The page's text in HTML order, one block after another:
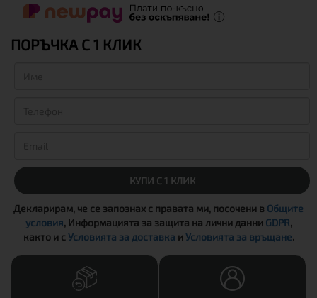
ПОРЪЧКА С 1 КЛИК
КУПИ С 1 КЛИК
Декларирам, че се запознах с правата ми, посочени в Общите
условия, Информацията за защита на лични данни GDPR,
както и сУсловията за доставка иУсловията за връщане.